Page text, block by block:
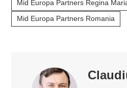
Mid Europa Partners Regina
Mid Europa Partners Romania